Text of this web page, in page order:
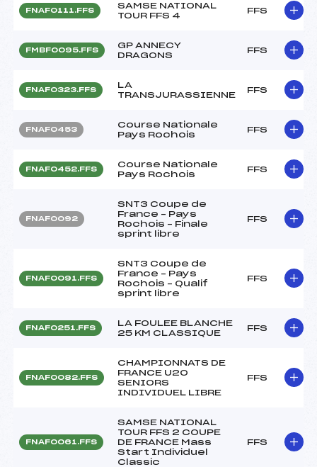
FNAF0111.FFS
SAMSE NATIONAL
TOUR FFS 4
FFS
FMBF0095.FFS
GP ANNECY
DRAGONS
FFS
FNAF0323.FFS
LA
TRANSJURASSIENNE
FFS
FNAF0453
Course Nationale
Pays Rochois
FFS
FNAF0452.FFS
Course Nationale
Pays Rochois
FFS
FNAF0092
SNT3 Coupe de
France – Pays
Rochois – Finale
sprint libre
FFS
FNAF0091.FFS
SNT3 Coupe de
France – Pays
Rochois – Qualif
sprint libre
FFS
FNAF0251.FFS
LA FOULEE BLANCHE
25 KM CLASSIQUE
FFS
FNAF0082.FFS
CHAMPIONNATS DE
FRANCE U20
SENIORS
INDIVIDUEL LIBRE
FFS
FNAF0061.FFS
SAMSE NATIONAL
TOUR FFS 2 COUPE
DE FRANCE Mass
Start Individuel
Classic
FFS